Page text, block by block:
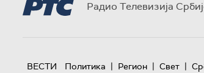
Радио Телевизија
ВЕСТИ Политика | Регион | Свет |